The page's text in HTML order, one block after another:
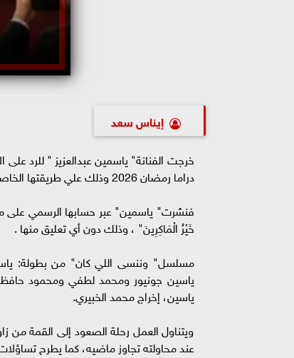
إيناس سعد
خرجت الفنانة" ياسمين عبدالعزيز " للرد
دراما رمضان 2026 وذلك علي طريقتها الخاصة.
فنشرت" ياسمين" عبر حسابها الرسمي على
خَيْرُ الْمَاكِرِينَ" ، وذلك دون أي تعليق منها .
مسلسل" وننسى اللي كان" من بطولة:
ياسين جونيور ومحمد لطفي ومحمود حافظ
ياسين، إخراج محمد الخبيري.
ويتناول العمل رحلة الصعود إلى القمة من
عند محاولته تجاوز ماضيه، كما يطرح